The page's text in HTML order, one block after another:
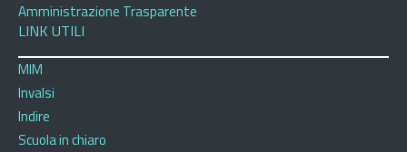
Amministrazione Trasparente
LINK UTILI
MIM
Invalsi
Indire
Scuola in chiaro